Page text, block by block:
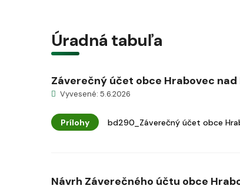
Úradná tabuľa
Záverečný účet obce Hrabovec
Vyvesené: 5.6.2026
Prílohy bd290_Záverečný účet obce
Návrh Záverečného účtu obce